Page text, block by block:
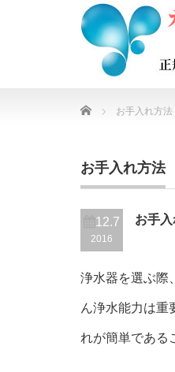
Home お手入れ方法
お手入れ方法
12.7
2016
お手
浄水器を選ぶ際
ん浄水能力は重
れが簡単である